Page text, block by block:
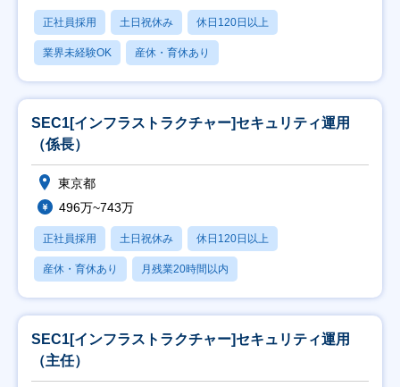
正社員採用 土日祝休み 休日120日以上
業界未経験OK 産休・育休あり
SEC1[インフラストラクチャー]セキュリティ運用
（係長）
東京都
496万~743万
正社員採用 土日祝休み 休日120日以上
産休・育休あり 月残業20時間以内
SEC1[インフラストラクチャー]セキュリティ運用
（主任）